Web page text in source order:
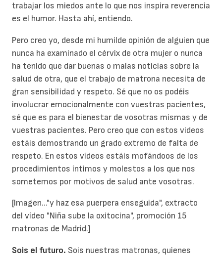
trabajar los miedos ante lo que nos inspira reverencia
es el humor. Hasta ahí, entiendo.
Pero creo yo, desde mi humilde opinión de alguien que
nunca ha examinado el cérvix de otra mujer o nunca
ha tenido que dar buenas o malas noticias sobre la
salud de otra, que el trabajo de matrona necesita de
gran sensibilidad y respeto. Sé que no os podéis
involucrar emocionalmente con vuestras pacientes,
sé que es para el bienestar de vosotras mismas y de
vuestras pacientes. Pero creo que con estos videos
estáis demostrando un grado extremo de falta de
respeto. En estos vídeos estáis mofándoos de los
procedimientos íntimos y molestos a los que nos
sometemos por motivos de salud ante vosotras.
[Imagen..."y haz esa puerpera enseguida", extracto
del vídeo "Niña sube la oxitocina", promoción 15
matronas de Madrid.]
Sois el futuro. Sois nuestras matronas, quienes